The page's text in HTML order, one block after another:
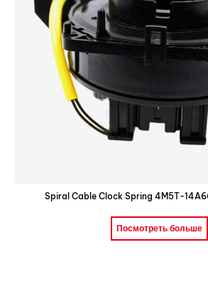
Spiral Cable Clock Spring 4M5T-
Посмотреть больше